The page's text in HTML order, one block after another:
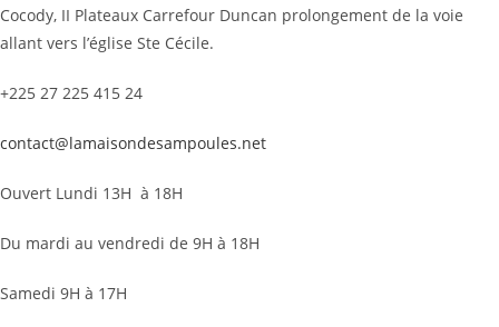
Cocody, II Plateaux Carrefour Duncan prolongement de la voie
allant vers l’église Ste Cécile.
+225 27 225 415 24
contact@lamaisondesampoules.net
Ouvert Lundi 13H à 18H
Du mardi au vendredi de 9H à 18H
Samedi 9H à 17H